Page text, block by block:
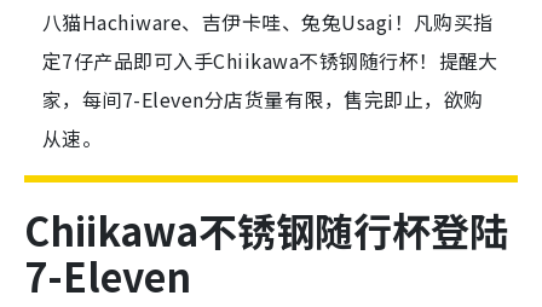
八猫Hachiware、吉伊卡哇、兔兔Usagi！凡购买指
定7仔产品即可入手Chiikawa不锈钢随行杯！提醒大
家，每间7-Eleven分店货量有限，售完即止，欲购
从速。
Chiikawa不锈钢随行杯登陆
7-Eleven